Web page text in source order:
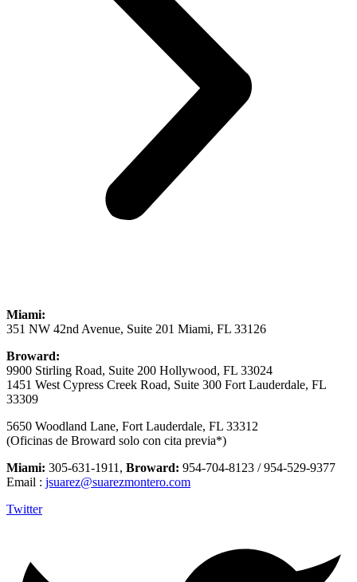
Miami:
351 NW 42nd Avenue, Suite 201 Miami, FL 33126
Broward:
9900 Stirling Road, Suite 200 Hollywood, FL 33024
1451 West Cypress Creek Road, Suite 300 Fort Lauderdale, FL
33309
5650 Woodland Lane, Fort Lauderdale, FL 33312
(Oficinas de Broward solo con cita previa*)
Miami: 305-631-1911, Broward: 954-704-8123 / 954-529-9377
Email : jsuarez@suarezmontero.com
Twitter